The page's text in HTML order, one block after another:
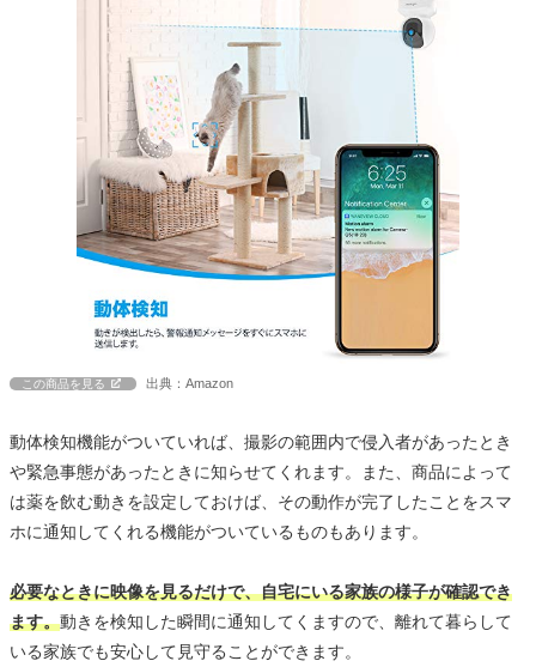
この商品を見る 出典：Amazon
動体検知機能がついていれば、撮影の範囲内で侵入者があったとき
や緊急事態があったときに知らせてくれます。また、商品によって
は薬を飲む動きを設定しておけば、その動作が完了したことをスマ
ホに通知してくれる機能がついているものもあります。
必要なときに映像を見るだけで、自宅にいる家族の様子が確認でき
ます。動きを検知した瞬間に通知してくますので、離れて暮らして
いる家族でも安心して見守ることができます。